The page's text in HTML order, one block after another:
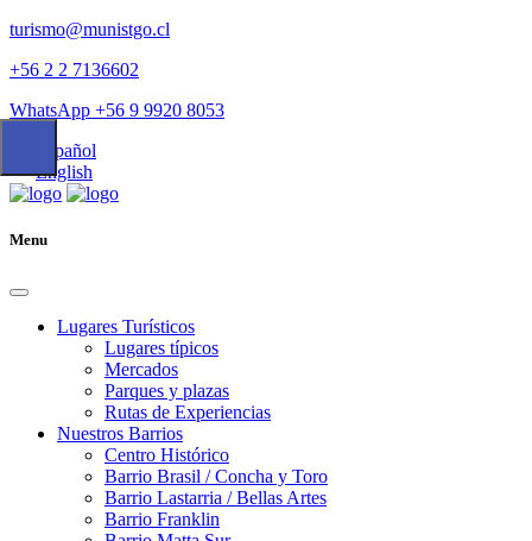
turismo@munistgo.cl
+56 2 2 7136602
WhatsApp +56 9 9920 8053
Español
English
Menu
Lugares Turísticos
Lugares tí­picos
Mercados
Parques y plazas
Rutas de Experiencias
Nuestros Barrios
Centro Histórico
Barrio Brasil / Concha y Toro
Barrio Lastarria / Bellas Artes
Barrio Franklin